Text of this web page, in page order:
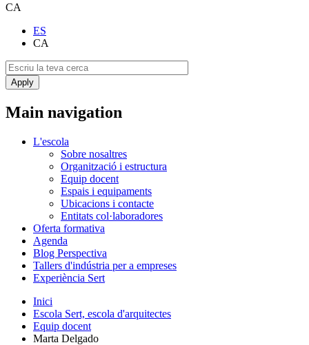
CA
ES
CA
Main navigation
L'escola
Sobre nosaltres
Organització i estructura
Equip docent
Espais i equipaments
Ubicacions i contacte
Entitats col·laboradores
Oferta formativa
Agenda
Blog Perspectiva
Tallers d'indústria per a empreses
Experiència Sert
Inici
Escola Sert, escola d'arquitectes
Equip docent
Marta Delgado